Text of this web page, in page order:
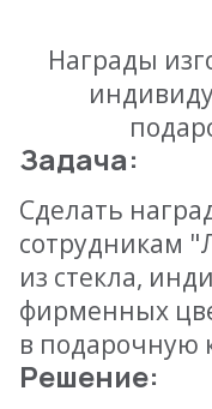
Награды
Задача:
Сделать
сотрудникам
из стекла,
фирменных
в подарочную
Решение: